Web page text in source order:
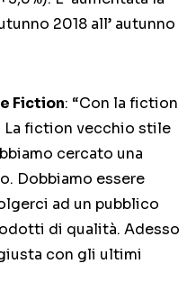
2018 all’ autunno
Fiction: “Con la fiction
La fiction vecchio stile
cercato una
Dobbiamo essere
ad un pubblico
di qualità. Adesso
con gli ultimi